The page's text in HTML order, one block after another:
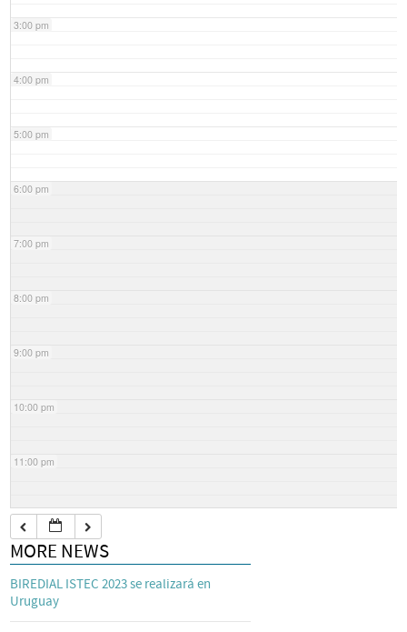
3:00 pm
4:00 pm
5:00 pm
6:00 pm
7:00 pm
8:00 pm
9:00 pm
10:00 pm
11:00 pm
MORE NEWS
BIREDIAL ISTEC 2023 se realizará en
Uruguay